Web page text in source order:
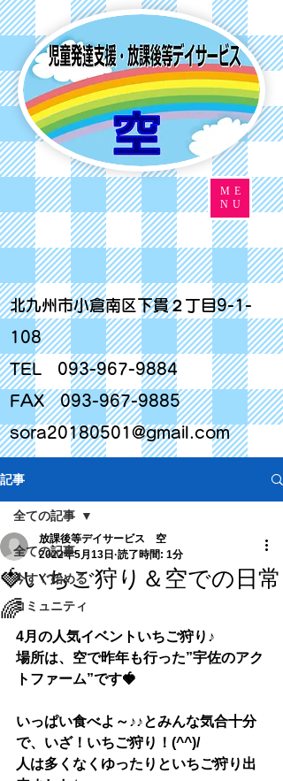
北九州市小倉南区下貫２丁目9-1-
108
TEL
093-967-9884
FAX093-967-9885
sora20180501@gmail.com
ME
NU
記事
全ての記事
今すぐ始める
コミュニティ
全ての記事
🍓いちご狩り＆空での日常
🌈
放課後等デイサービス 空
2022年5月13日 読了時間: 1分
4月の人気イベントいちご狩り♪
場所は、空で昨年も行った”宇佐のアク
トファーム”です🍓
いっぱい食べよ～♪♪とみんな気合十分
で、いざ！いちご狩り！(^^)/
人は多くなくゆったりといちご狩り出